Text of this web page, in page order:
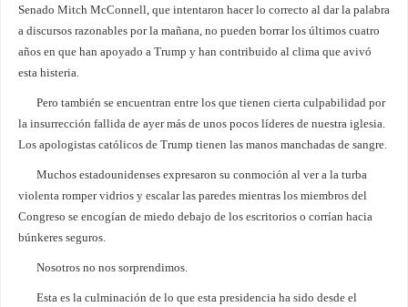
Senado Mitch McConnell, que intentaron hacer lo correcto al dar la palabra
a discursos razonables por la mañana, no pueden borrar los últimos cuatro
años en que han apoyado a Trump y han contribuido al clima que avivó
esta histeria.
Pero también se encuentran entre los que tienen cierta culpabilidad por
la insurrección fallida de ayer más de unos pocos líderes de nuestra iglesia.
Los apologistas católicos de Trump tienen las manos manchadas de sangre.
Muchos estadounidenses expresaron su conmoción al ver a la turba
violenta romper vidrios y escalar las paredes mientras los miembros del
Congreso se encogían de miedo debajo de los escritorios o corrían hacia
búnkeres seguros.
Nosotros no nos sorprendimos.
Esta es la culminación de lo que esta presidencia ha sido desde el